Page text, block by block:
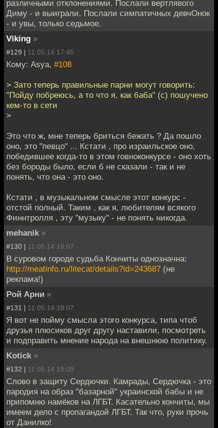
различными отклонениями. Послали вертлявого
Диму - и выиграли. Послали симпатичных девчОнок
- и увы, только седьмое.
Viking »
#129 | 11.05.14 17:45
Кому: Asya, #108
> Зато теперь правильные парни могут говорить:
"Пойду побреюсь, а то что я, как баба" (с) пошучено
кем-то в сети
>
Это что ж, мне теперь бриться бежать ? Да пошло
оно, это "певцо" ... Кстати , про израильское оно,
победившее когда-то в этом говноконкурсе - оно хоть
без бороды было, если б не сказали - так и не
понять, что она - это оно.
Кстати , в музыкальном смысле этот конкурс -
отстой полный. Таким , как я, любителям всякого
Финнтролля , эту "музыку" - не понять никогда.
mehanik »
#130 | 11.05.14 18:07
В суровом городе судьба Кончиты однозначна:
http://meatinfo.ru/litecat/details?id=243687 (не
реклама!)
Рой Арни »
#131 | 11.05.14 18:07
Я вот не пойму смысла этого конкурса, типа чтоб
друзья плюсиков друг другу наставили, посмотреть
и подправить мнение народа на внешнюю политику.
Kotick »
#132 | 11.05.14 18:09
Слово в защиту Сердючки. Камрады, Сердючка - это
пародия на образ "базарной" украинской бабы и не
припомню намёков на ЛГБТ. Касательно кончиты, мы
имеем дело с пропагандой ЛГБТ. Так что, руки прочь
от Данилко!